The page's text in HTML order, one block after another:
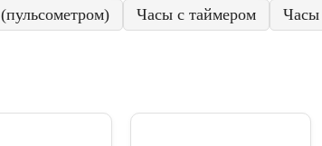
Часы с таймером Часы